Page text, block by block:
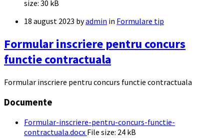
size: 30 kB
18 august 2023 byadmin in Formulare tip
Formular inscriere pentru concurs
functie contractuala
Formular inscriere pentru concurs functie contractuala
Documente
Formular-inscriere-pentru-concurs-functie-
contractuala.docx File size: 24 kB